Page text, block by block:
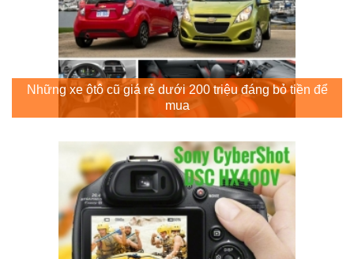
Những xe ôtô cũ giá rẻ dưới 200 triệu đáng bỏ tiền để
mua